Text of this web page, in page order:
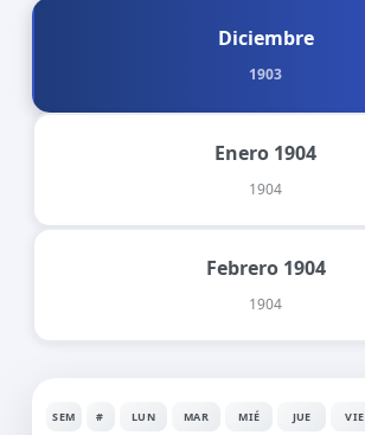
Diciembre
1903
Enero 1904
1904
Febrero 1904
1904
SEM # LUN MAR MIÉ JUE VIE